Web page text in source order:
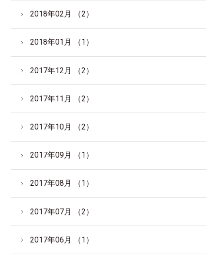
2018年02月 （2）
2018年01月 （1）
2017年12月 （2）
2017年11月 （2）
2017年10月 （2）
2017年09月 （1）
2017年08月 （1）
2017年07月 （2）
2017年06月 （1）